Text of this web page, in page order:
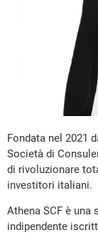
Fondata nel 2021
Società di
di rivoluzionare
investitori italiani.
Athena SCF è una
indipendente